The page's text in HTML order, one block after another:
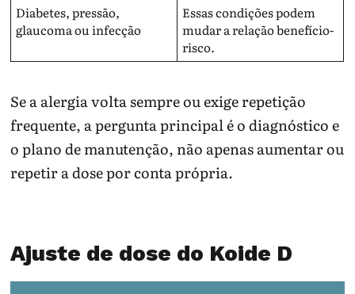
Diabetes, pressão,
glaucoma ou infecção
Essas condições podem
mudar a relação benefício-
risco.
Se a alergia volta sempre ou exige repetição
frequente, a pergunta principal é o diagnóstico e
o plano de manutenção, não apenas aumentar ou
repetir a dose por conta própria.
Ajuste de dose do Koide D